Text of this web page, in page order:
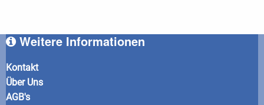
Weitere Informationen
Kontakt
Über Uns
AGB's